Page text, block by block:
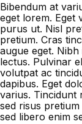
Bibendum at
eget lorem. Eget
purus ut. Nisl
pretium. Cras
augue eget.
lectus. Pulvinar
volutpat ac
dapibus. Eget
varius. Tincidunt
sed risus
sed libero enim